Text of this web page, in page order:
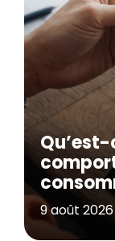
9 août 2026